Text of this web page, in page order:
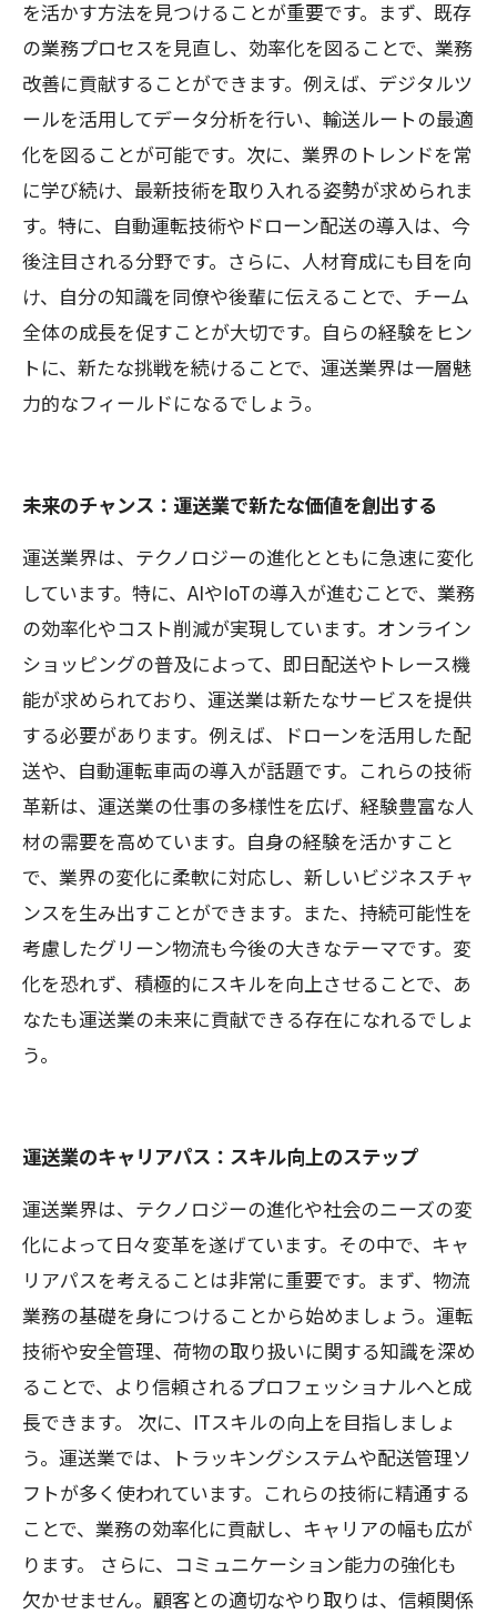
を活かす方法を見つけることが重要です。まず、既存
の業務プロセスを見直し、効率化を図ることで、業務
改善に貢献することができます。例えば、デジタルツ
ールを活用してデータ分析を行い、輸送ルートの最適
化を図ることが可能です。次に、業界のトレンドを常
に学び続け、最新技術を取り入れる姿勢が求められま
す。特に、自動運転技術やドローン配送の導入は、今
後注目される分野です。さらに、人材育成にも目を向
け、自分の知識を同僚や後輩に伝えることで、チーム
全体の成長を促すことが大切です。自らの経験をヒン
トに、新たな挑戦を続けることで、運送業界は一層魅
力的なフィールドになるでしょう。
未来のチャンス：運送業で新たな価値を創出する
運送業界は、テクノロジーの進化とともに急速に変化
しています。特に、AIやIoTの導入が進むことで、業務
の効率化やコスト削減が実現しています。オンライン
ショッピングの普及によって、即日配送やトレース機
能が求められており、運送業は新たなサービスを提供
する必要があります。例えば、ドローンを活用した配
送や、自動運転車両の導入が話題です。これらの技術
革新は、運送業の仕事の多様性を広げ、経験豊富な人
材の需要を高めています。自身の経験を活かすこと
で、業界の変化に柔軟に対応し、新しいビジネスチャ
ンスを生み出すことができます。また、持続可能性を
考慮したグリーン物流も今後の大きなテーマです。変
化を恐れず、積極的にスキルを向上させることで、あ
なたも運送業の未来に貢献できる存在になれるでしょ
う。
運送業のキャリアパス：スキル向上のステップ
運送業界は、テクノロジーの進化や社会のニーズの変
化によって日々変革を遂げています。その中で、キャ
リアパスを考えることは非常に重要です。まず、物流
業務の基礎を身につけることから始めましょう。運転
技術や安全管理、荷物の取り扱いに関する知識を深め
ることで、より信頼されるプロフェッショナルへと成
長できます。 次に、ITスキルの向上を目指しましょ
う。運送業では、トラッキングシステムや配送管理ソ
フトが多く使われています。これらの技術に精通する
ことで、業務の効率化に貢献し、キャリアの幅も広が
ります。 さらに、コミュニケーション能力の強化も
欠かせません。顧客との適切なやり取りは、信頼関係